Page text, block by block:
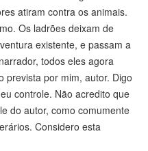
atiram contra os animais.
Os ladrões deixam de
existente, e passam a
todos eles agora
prevista por mim, autor. Digo
controle. Não acredito que
do autor, como comumente
Considero esta